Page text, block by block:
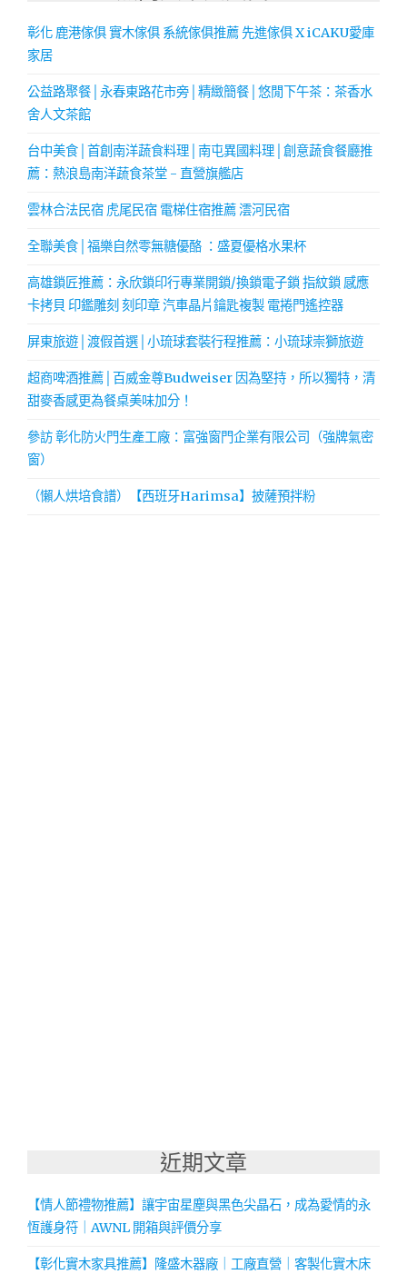
彰化 鹿港傢俱 實木傢俱 系統傢俱推薦 先進傢俱 X iCAKU愛庫
家居
公益路聚餐│永春東路花市旁│精緻簡餐│悠閒下午茶：茶香水
舍人文茶館
台中美食│首創南洋蔬食料理│南屯異國料理│創意蔬食餐廳推
薦：熱浪島南洋蔬食茶堂 - 直營旗艦店
雲林合法民宿 虎尾民宿 電梯住宿推薦 澐河民宿
全聯美食│福樂自然零無糖優酪 ：盛夏優格水果杯
高雄鎖匠推薦：永欣鎖印行專業開鎖/換鎖電子鎖 指紋鎖 感應
卡拷貝 印鑑雕刻 刻印章 汽車晶片鑰匙複製 電捲門遙控器
屏東旅遊│渡假首選│小琉球套裝行程推薦：小琉球崇獅旅遊
超商啤酒推薦│百威金尊Budweiser 因為堅持，所以獨特，清
甜麥香感更為餐桌美味加分！
參訪 彰化防火門生產工廠：富強窗門企業有限公司（強牌氣密
窗）
（懶人烘培食譜）【西班牙Harimsa】披薩預拌粉
近期文章
【情人節禮物推薦】讓宇宙星塵與黑色尖晶石，成為愛情的永
恆護身符｜AWNL 開箱與評價分享
【彰化實木家具推薦】隆盛木器廠｜工廠直營｜客製化實木床